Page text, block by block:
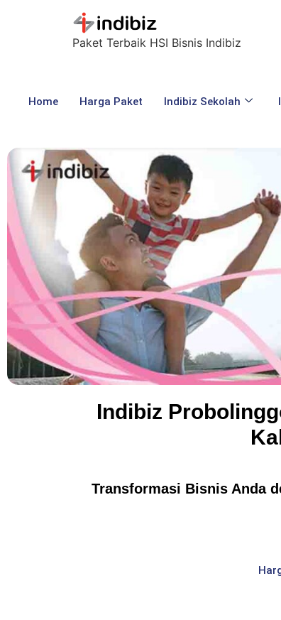
Paket Terbaik HSI Bisnis Indibiz
Home Harga Paket Indibiz Sekolah
Indibiz
Transformasi Bisnis Anda